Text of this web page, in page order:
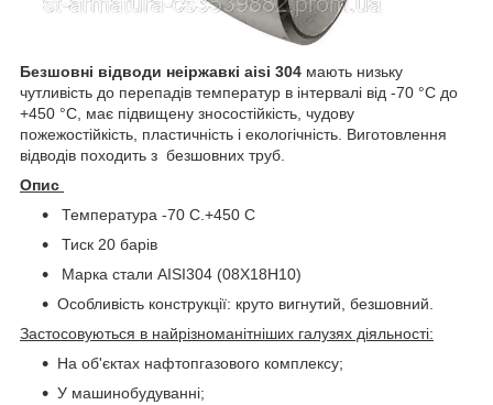
Безшовні відводи неіржавкі aisi 304 мають низьку
чутливість до перепадів температур в інтервалі від -70 °C до
+450 °C, має підвищену зносостійкість, чудову
пожежостійкість, пластичність і екологічність. Виготовлення
відводів походить з безшовних труб.
Опис
Температура -70 С.+450 С
Тиск 20 барів
Марка стали AISI304 (08Х18Н10)
Особливість конструкції: круто вигнутий, безшовний.
Застосовуються в найрізноманітніших галузях діяльності:
На об'єктах нафтопгазового комплексу;
У машинобудуванні;